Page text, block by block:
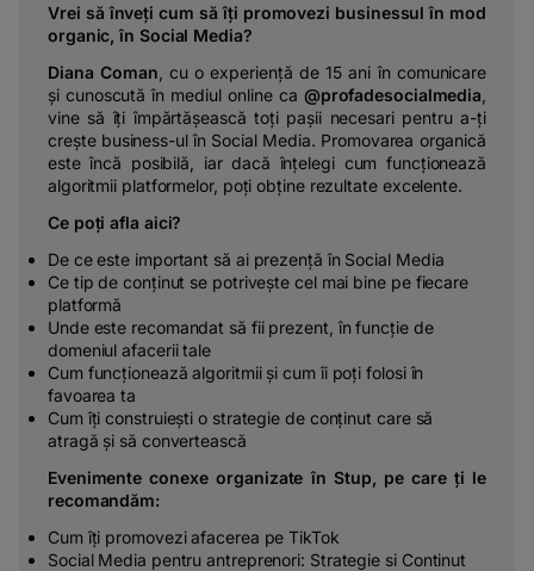
Vrei să înveți cum să îți promovezi businessul în mod
organic, în Social Media?
Diana Coman , cu o experiență de 15 ani în comunicare
și cunoscută în mediul online ca @profadesocialmedia
vine să îți împărtășească toți pașii necesari pentru a-ți
crește business-ul în Social Media. Promovarea organică
este încă posibilă, iar dacă înțelegi cum funcționează
algoritmii platformelor, poți obține rezultate excelente.
Ce poți afla aici?
De ce este important să ai prezență în Social Media
Ce tip de conținut se potrivește cel mai bine pe fiecare
platformă
Unde este recomandat să fii prezent, în funcție de
domeniul afacerii tale
Cum funcționează algoritmii și cum îi poți folosi în
favoarea ta
Cum îți construiești o strategie de conținut care să
atragă și să convertească
Evenimente conexe organizate în Stup, pe care ți le
recomandăm:
Cum îți promovezi afacerea pe TikTok
Social Media pentru antreprenori: Strategie si Continut